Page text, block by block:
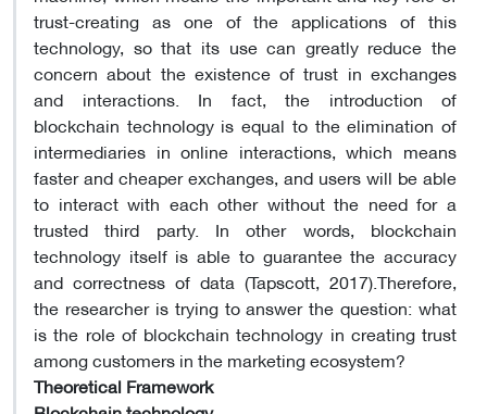
trust-creating as one of the applications of this
technology, so that its use can greatly reduce the
concern about the existence of trust in exchanges
and interactions. In fact, the introduction of
blockchain technology is equal to the elimination of
intermediaries in online interactions, which means
faster and cheaper exchanges, and users will be able
to interact with each other without the need for a
trusted third party. In other words, blockchain
technology itself is able to guarantee the accuracy
and correctness of data (Tapscott, 2017).Therefore,
the researcher is trying to answer the question: what
is the role of blockchain technology in creating trust
among customers in the marketing ecosystem?
Theoretical Framework